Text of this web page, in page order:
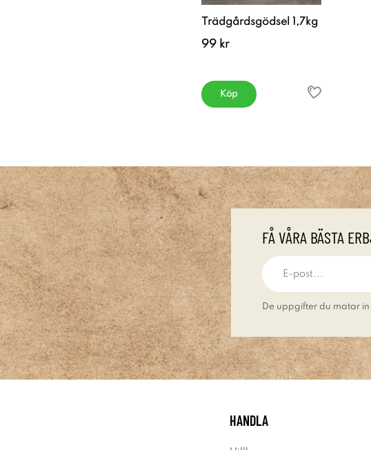
Trädgårdsgödsel 1,7kg
99 kr
Köp
FÅ VÅRA BÄSTA
De uppgifter du matar
HANDLA